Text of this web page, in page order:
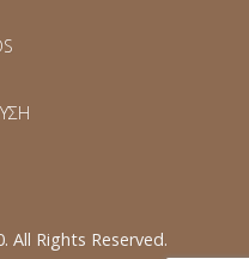
Rights Reserved.